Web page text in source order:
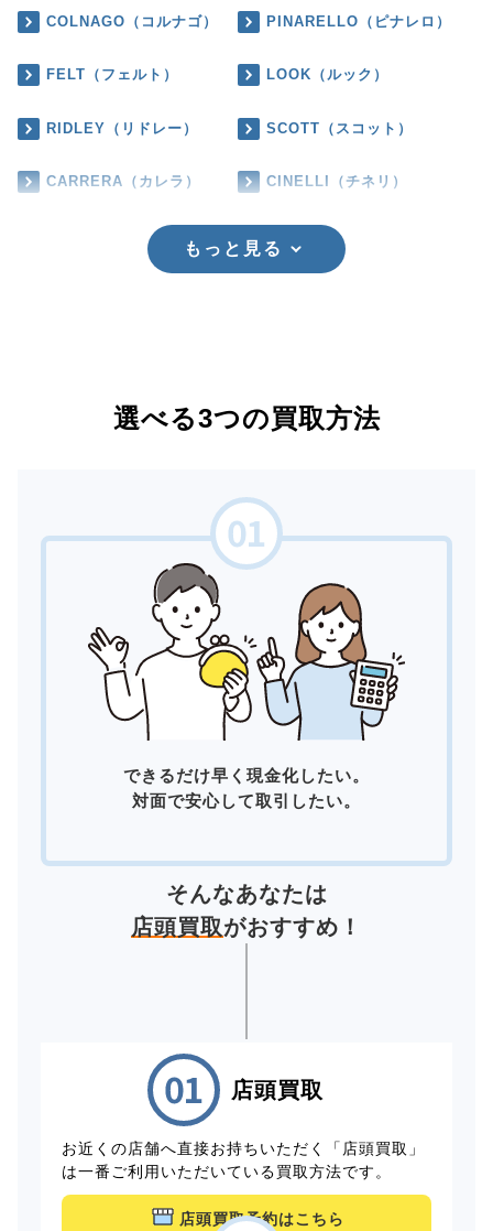
COLNAGO（コルナゴ） PINARELLO（ピナレロ）
FELT（フェルト） LOOK（ルック）
RIDLEY（リドレー） SCOTT（スコット）
CARRERA（カレラ） CINELLI（チネリ）
もっと見る
選べる3つの買取方法
できるだけ早く現金化したい。
対面で安心して取引したい。
そんなあなたは
店頭買取がおすすめ！
店頭買取
お近くの店舗へ直接お持ちいただく「店頭買取」
は一番ご利用いただいている買取方法です。
店頭買取予約はこちら